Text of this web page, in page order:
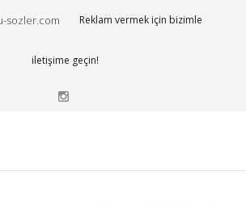
sozler.com Reklam vermek için bizimle
iletişime geçin!